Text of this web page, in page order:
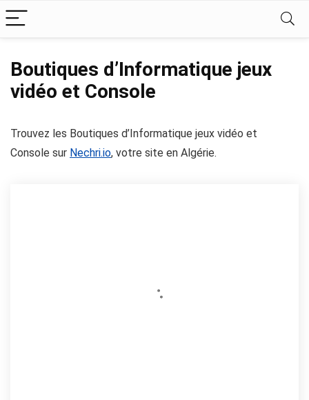
Boutiques d’Informatique jeux
vidéo et Console
Trouvez les Boutiques d’Informatique jeux vidéo et
Console sur Nechri.io, votre site en Algérie.